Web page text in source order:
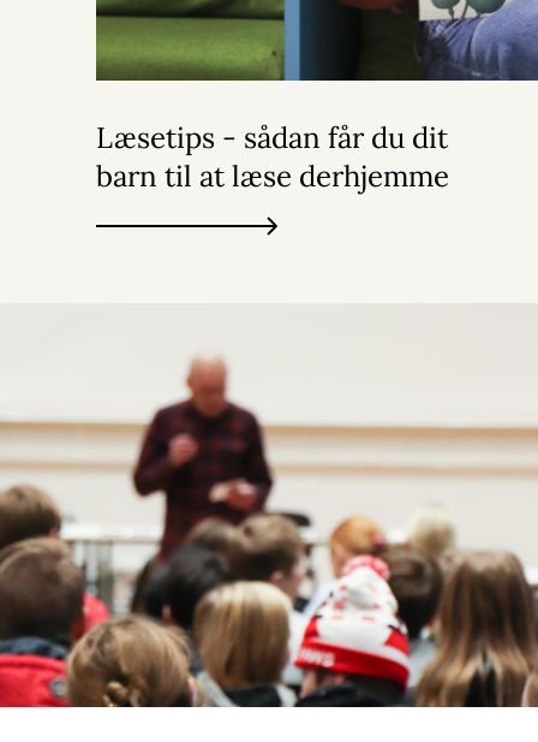
Læsetips - sådan får du dit
barn til at læse derhjemme